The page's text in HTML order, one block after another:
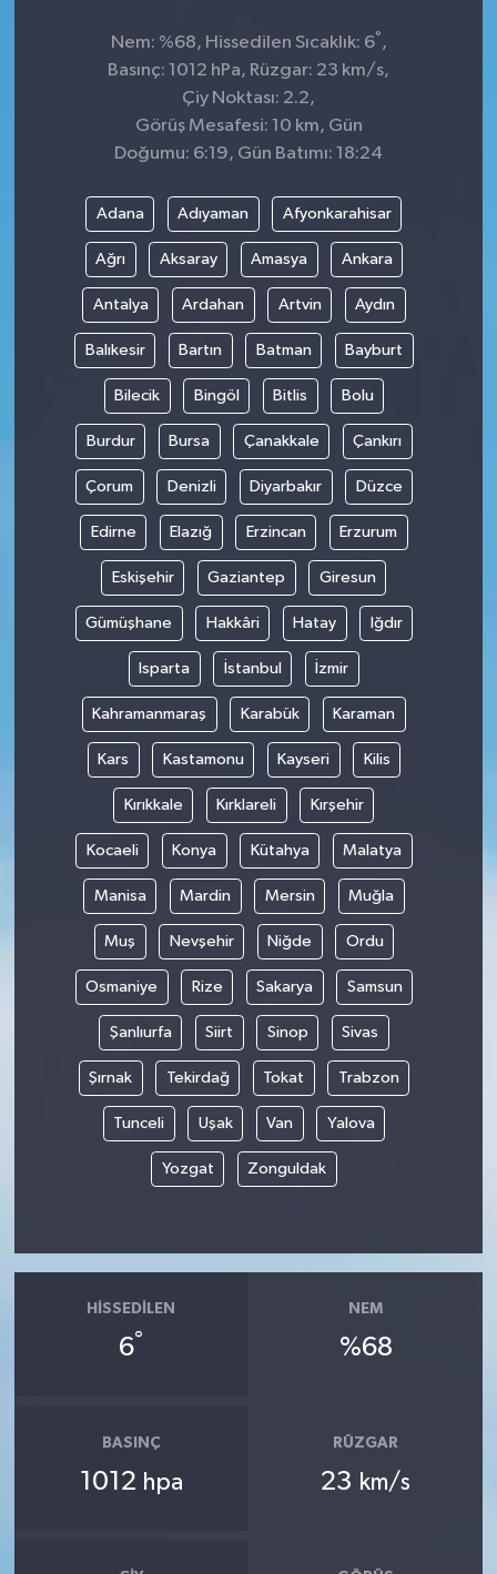
Nem: %68, Hissedilen Sıcaklık: 6°,
Basınç: 1012 hPa, Rüzgar: 23 km/s,
Çiy Noktası: 2.2,
Görüş Mesafesi: 10 km, Gün
Doğumu: 6:19, Gün Batımı: 18:24
Adana Adıyaman Afyonkarahisar
Ağrı Aksaray Amasya Ankara
Antalya Ardahan Artvin Aydın
Balıkesir Bartın Batman Bayburt
Bilecik Bingöl Bitlis Bolu
Burdur Bursa Çanakkale Çankırı
Çorum Denizli Diyarbakır Düzce
Edirne Elazığ Erzincan Erzurum
Eskişehir Gaziantep Giresun
Gümüşhane Hakkâri Hatay Iğdır
Isparta İstanbul İzmir
Kahramanmaraş Karabük Karaman
Kars Kastamonu Kayseri Kilis
Kırıkkale Kırklareli Kırşehir
Kocaeli Konya Kütahya Malatya
Manisa Mardin Mersin Muğla
Muş Nevşehir Niğde Ordu
Osmaniye Rize Sakarya Samsun
Şanlıurfa Siirt Sinop Sivas
Şırnak Tekirdağ Tokat Trabzon
Tunceli Uşak Van Yalova
Yozgat Zonguldak
HISSEDILEN
6°
NEM
%68
BASINÇ
1012 hpa
RÜZGAR
23 km/s